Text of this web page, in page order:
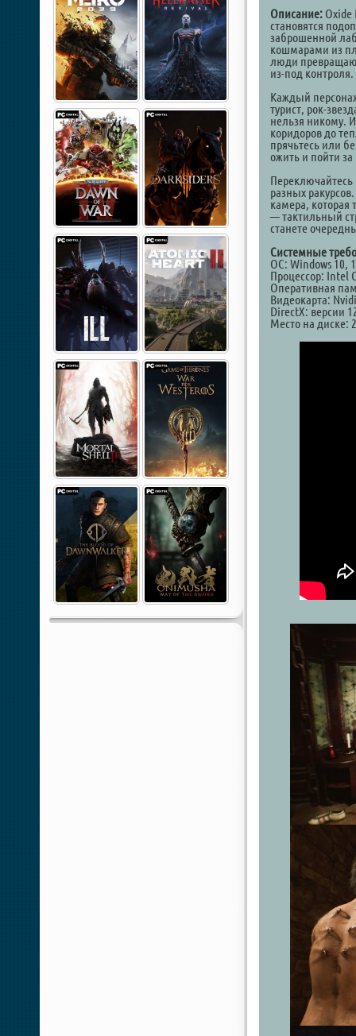
Описание: Oxide
становятся
заброшенной
кошмарами из
люди
из-под контроля.
Каждый
турист, рок-
нельзя никому.
коридоров до
прячьтесь или
ожить и пойти
разных
камера, которая
— тактильный
станете
Системные
ОС: Windows 10,
Процессор: Intel
Оперативная
Видеокарта:
DirectX: версии
Место на диске: